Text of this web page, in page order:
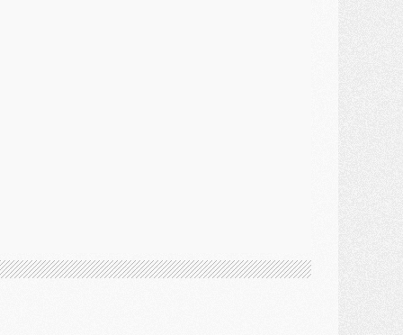
- Le statu quo du milieu du PSG se précise